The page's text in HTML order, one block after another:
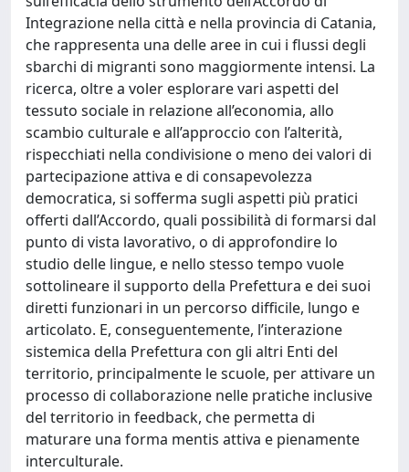
Integrazione nella città e nella provincia di Catania,
che rappresenta una delle aree in cui i flussi degli
sbarchi di migranti sono maggiormente intensi. La
ricerca, oltre a voler esplorare vari aspetti del
tessuto sociale in relazione all’economia, allo
scambio culturale e all’approccio con l’alterità,
rispecchiati nella condivisione o meno dei valori di
partecipazione attiva e di consapevolezza
democratica, si sofferma sugli aspetti più pratici
offerti dall’Accordo, quali possibilità di formarsi dal
punto di vista lavorativo, o di approfondire lo
studio delle lingue, e nello stesso tempo vuole
sottolineare il supporto della Prefettura e dei suoi
diretti funzionari in un percorso difficile, lungo e
articolato. E, conseguentemente, l’interazione
sistemica della Prefettura con gli altri Enti del
territorio, principalmente le scuole, per attivare un
processo di collaborazione nelle pratiche inclusive
del territorio in feedback, che permetta di
maturare una forma mentis attiva e pienamente
interculturale.